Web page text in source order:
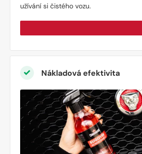
užívání si čistého vozu.
Nákladová efektivita